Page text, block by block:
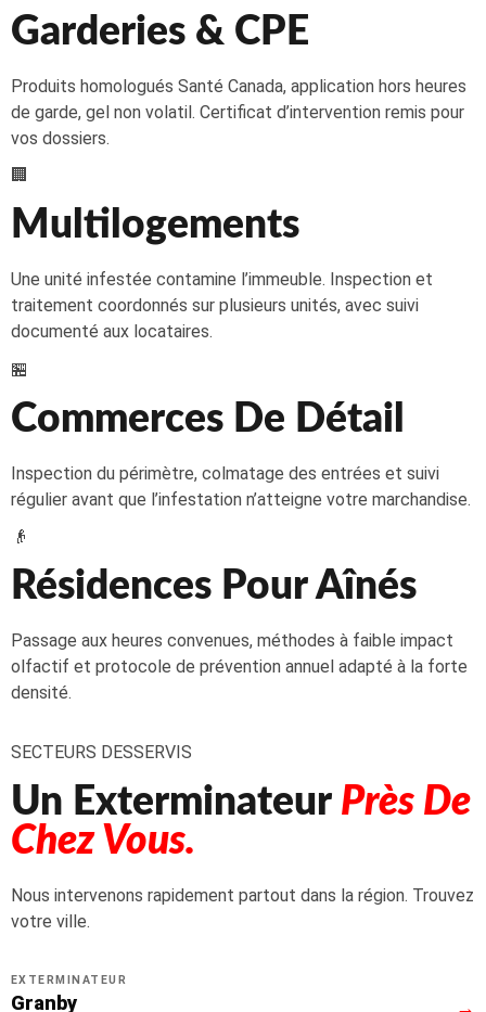
Garderies & CPE
Produits homologués Santé Canada, application hors heures
de garde, gel non volatil. Certificat d’intervention remis pour
vos dossiers.
🏢
Multilogements
Une unité infestée contamine l’immeuble. Inspection et
traitement coordonnés sur plusieurs unités, avec suivi
documenté aux locataires.
🏪
Commerces De Détail
Inspection du périmètre, colmatage des entrées et suivi
régulier avant que l’infestation n’atteigne votre marchandise.
👴
Résidences Pour Aînés
Passage aux heures convenues, méthodes à faible impact
olfactif et protocole de prévention annuel adapté à la forte
densité.
SECTEURS DESSERVIS
Un Exterminateur Près De
Chez Vous.
Nous intervenons rapidement partout dans la région. Trouvez
votre ville.
EXTERMINATEUR
Granby